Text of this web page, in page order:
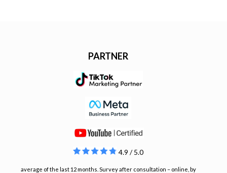
PARTNER
4.9 / 5.0
average of the last 12 months. Survey after consultation – online, by